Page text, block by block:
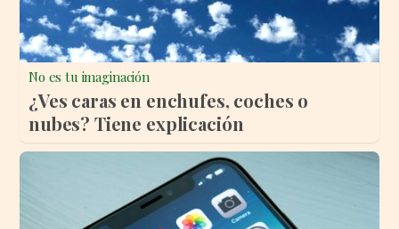
No es tu imaginación
¿Ves caras en enchufes, coches o
nubes? Tiene explicación